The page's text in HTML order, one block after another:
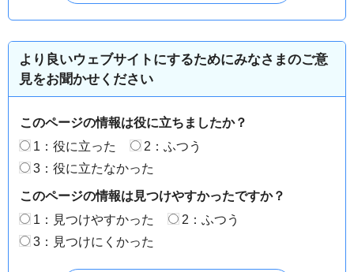
より良いウェブサイトにするためにみなさまのご意
見をお聞かせください
このページの情報は役に立ちましたか？
1：役に立った
2：ふつう
3：役に立たなかった
このページの情報は見つけやすかったですか？
1：見つけやすかった
2：ふつう
3：見つけにくかった